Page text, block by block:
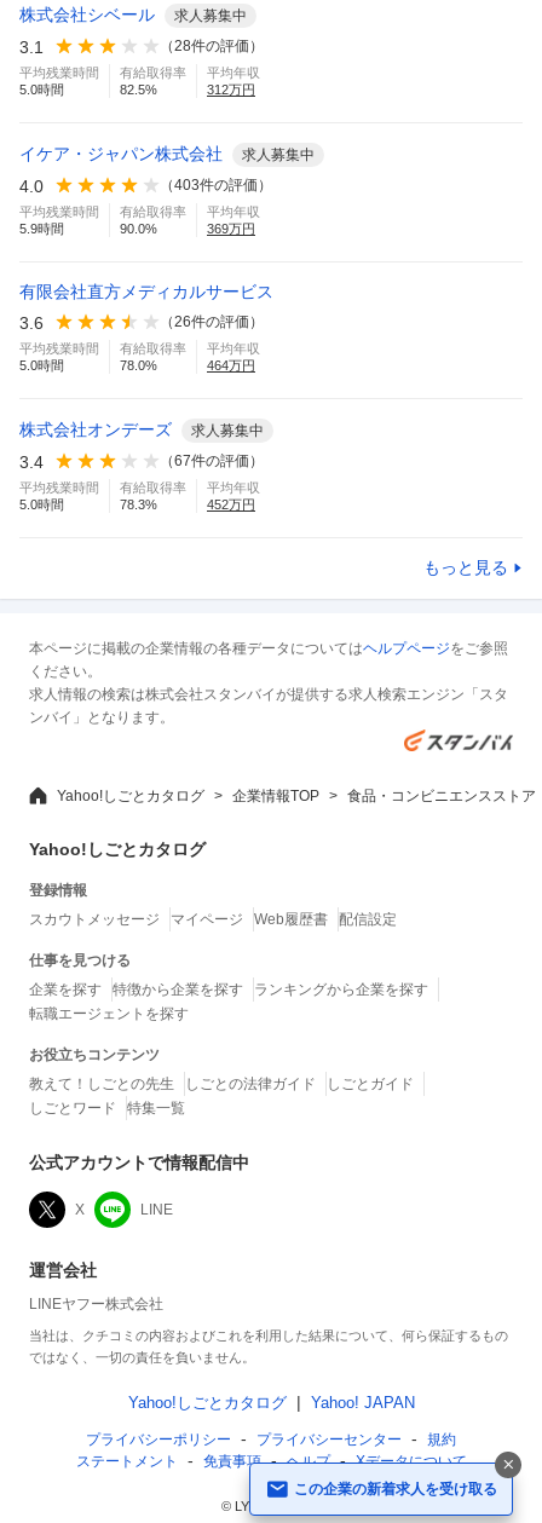
株式会社シベール 求人募集中
3.1 （28件の評価）
平均残業時間
5.0時間
有給取得率
82.5%
平均年収
312万円
イケア・ジャパン株式会社 求人募集中
4.0 （403件の評価）
平均残業時間
5.9時間
有給取得率
90.0%
平均年収
369万円
有限会社直方メディカルサービス
3.6
（26件の評価）
平均残業時間
5.0時間
有給取得率
78.0%
平均年収
464万円
株式会社オンデーズ 求人募集中
3.4 （67件の評価）
平均残業時間
5.0時間
有給取得率
78.3%
平均年収
452万円
もっと見る
この企業の新着求人を受け取る
本ページに掲載の企業情報の各種データについてはヘルプページをご参照
ください。
求人情報の検索は株式会社スタンバイが提供する求人検索エンジン「スタ
ンバイ」となります。
Yahoo!しごとカタログ 企業情報TOP 食品・コンビニエンスストア
Yahoo!しごとカタログ
登録情報
スカウトメッセージ
マイページ Web履歴書 配信設定
仕事を見つける
企業を探す
特徴から企業を探す
ランキングから企業を探す
転職エージェントを探す
お役立ちコンテンツ
教えて！しごとの先生
しごとの法律ガイド
しごとガイド
しごとワード
特集一覧
公式アカウントで情報配信中
X LINE
運営会社
LINEヤフー株式会社
当社は、クチコミの内容およびこれを利用した結果について、何ら保証するもの
ではなく、一切の責任を負いません。
Yahoo!しごとカタログ Yahoo! JAPAN
プライバシーポリシー プライバシーセンター
規約
ステートメント
免責事項 ヘルプ Xデータについて
© LY Corporation